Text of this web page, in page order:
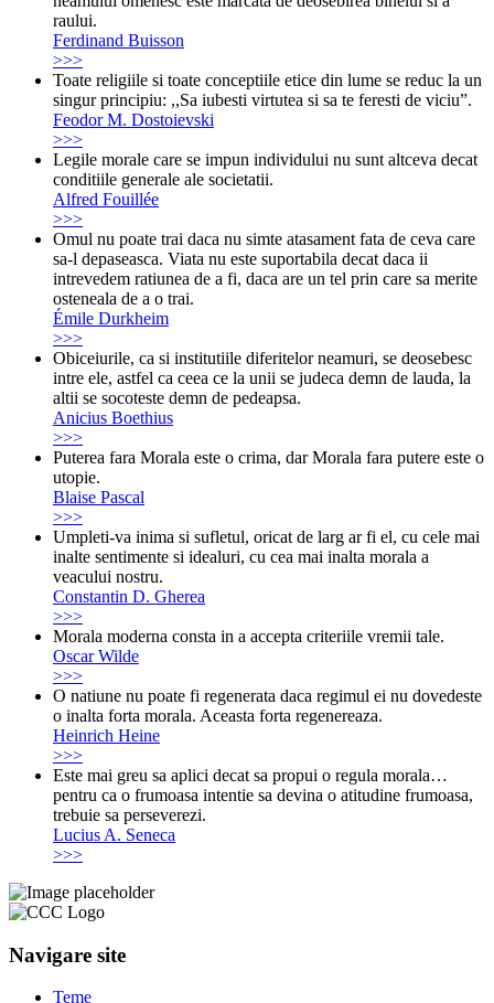
raului.
Ferdinand Buisson
>>>
Toate religiile si toate conceptiile etice din lume se reduc la un
singur principiu: ,,Sa iubesti virtutea si sa te feresti de viciu”.
Feodor M. Dostoievski
>>>
Legile morale care se impun individului nu sunt altceva decat
conditiile generale ale societatii.
Alfred Fouillée
>>>
Omul nu poate trai daca nu simte atasament fata de ceva care
sa-l depaseasca. Viata nu este suportabila decat daca ii
intrevedem ratiunea de a fi, daca are un tel prin care sa merite
osteneala de a o trai.
Émile Durkheim
>>>
Obiceiurile, ca si institutiile diferitelor neamuri, se deosebesc
intre ele, astfel ca ceea ce la unii se judeca demn de lauda, la
altii se socoteste demn de pedeapsa.
Anicius Boethius
>>>
Puterea fara Morala este o crima, dar Morala fara putere este o
utopie.
Blaise Pascal
>>>
Umpleti-va inima si sufletul, oricat de larg ar fi el, cu cele mai
inalte sentimente si idealuri, cu cea mai inalta morala a
veacului nostru.
Constantin D. Gherea
>>>
Morala moderna consta in a accepta criteriile vremii tale.
Oscar Wilde
>>>
O natiune nu poate fi regenerata daca regimul ei nu dovedeste
o inalta forta morala. Aceasta forta regenereaza.
Heinrich Heine
>>>
Este mai greu sa aplici decat sa propui o regula morala…
pentru ca o frumoasa intentie sa devina o atitudine frumoasa,
trebuie sa perseverezi.
Lucius A. Seneca
>>>
Navigare site
Teme